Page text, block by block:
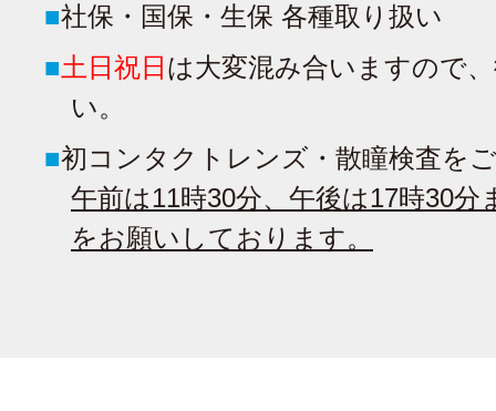
■社保・国保・生保 各種取り扱い
■土日祝日 は大変混み合いますので
い。
■初コンタクトレンズ・散瞳検査を
午前は11時30分、午後は17時30分
をお願いしております。